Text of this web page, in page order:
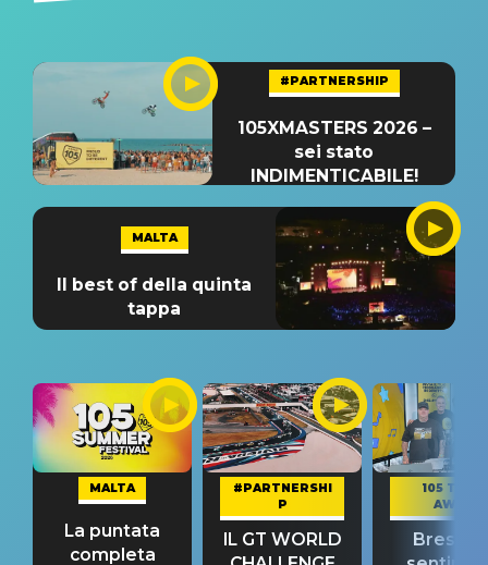
#PARTNERSHIP
105XMASTERS 2026 –
sei stato
INDIMENTICABILE!
MALTA
Il best of della quinta
tappa
MALTA
La puntata
completa
#PARTNERSHI
P
IL GT WORLD
105 TAKE
AWAY
Bresh: